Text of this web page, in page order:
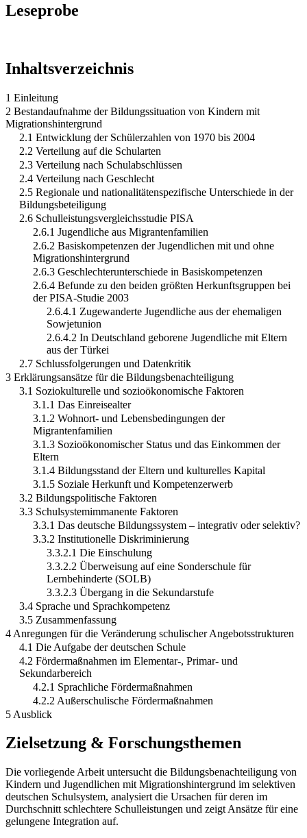
Leseprobe
Inhaltsverzeichnis
1 Einleitung
2 Bestandaufnahme der Bildungssituation von Kindern mit
Migrationshintergrund
2.1 Entwicklung der Schülerzahlen von 1970 bis 2004
2.2 Verteilung auf die Schularten
2.3 Verteilung nach Schulabschlüssen
2.4 Verteilung nach Geschlecht
2.5 Regionale und nationalitätenspezifische Unterschiede in der
Bildungsbeteiligung
2.6 Schulleistungsvergleichsstudie PISA
2.6.1 Jugendliche aus Migrantenfamilien
2.6.2 Basiskompetenzen der Jugendlichen mit und ohne
Migrationshintergrund
2.6.3 Geschlechterunterschiede in Basiskompetenzen
2.6.4 Befunde zu den beiden größten Herkunftsgruppen bei
der PISA-Studie 2003
2.6.4.1 Zugewanderte Jugendliche aus der ehemaligen
Sowjetunion
2.6.4.2 In Deutschland geborene Jugendliche mit Eltern
aus der Türkei
2.7 Schlussfolgerungen und Datenkritik
3 Erklärungsansätze für die Bildungsbenachteiligung
3.1 Soziokulturelle und sozioökonomische Faktoren
3.1.1 Das Einreisealter
3.1.2 Wohnort- und Lebensbedingungen der
Migrantenfamilien
3.1.3 Sozioökonomischer Status und das Einkommen der
Eltern
3.1.4 Bildungsstand der Eltern und kulturelles Kapital
3.1.5 Soziale Herkunft und Kompetenzerwerb
3.2 Bildungspolitische Faktoren
3.3 Schulsystemimmanente Faktoren
3.3.1 Das deutsche Bildungssystem – integrativ oder selektiv?
3.3.2 Institutionelle Diskriminierung
3.3.2.1 Die Einschulung
3.3.2.2 Überweisung auf eine Sonderschule für
Lernbehinderte (SOLB)
3.3.2.3 Übergang in die Sekundarstufe
3.4 Sprache und Sprachkompetenz
3.5 Zusammenfassung
4 Anregungen für die Veränderung schulischer Angebotsstrukturen
4.1 Die Aufgabe der deutschen Schule
4.2 Fördermaßnahmen im Elementar-, Primar- und
Sekundarbereich
4.2.1 Sprachliche Fördermaßnahmen
4.2.2 Außerschulische Fördermaßnahmen
5 Ausblick
Zielsetzung & Forschungsthemen
Die vorliegende Arbeit untersucht die Bildungsbenachteiligung von
Kindern und Jugendlichen mit Migrationshintergrund im selektiven
deutschen Schulsystem, analysiert die Ursachen für deren im
Durchschnitt schlechtere Schulleistungen und zeigt Ansätze für eine
gelungene Integration auf.